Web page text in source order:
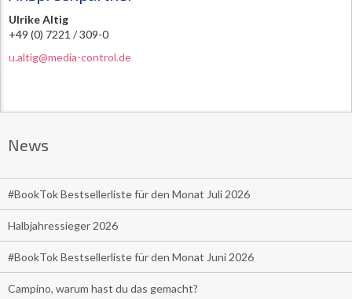
Ulrike Altig
+49 (0) 7221 / 309-0
u.altig@media-control.de
News
#BookTok Bestsellerliste für den Monat Juli 2026
Halbjahressieger 2026
#BookTok Bestsellerliste für den Monat Juni 2026
Campino, warum hast du das gemacht?